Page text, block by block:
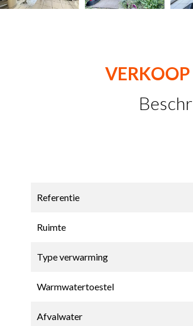
Referentie
Ruimte
Type verwarming
Warmwatertoestel
Afvalwater